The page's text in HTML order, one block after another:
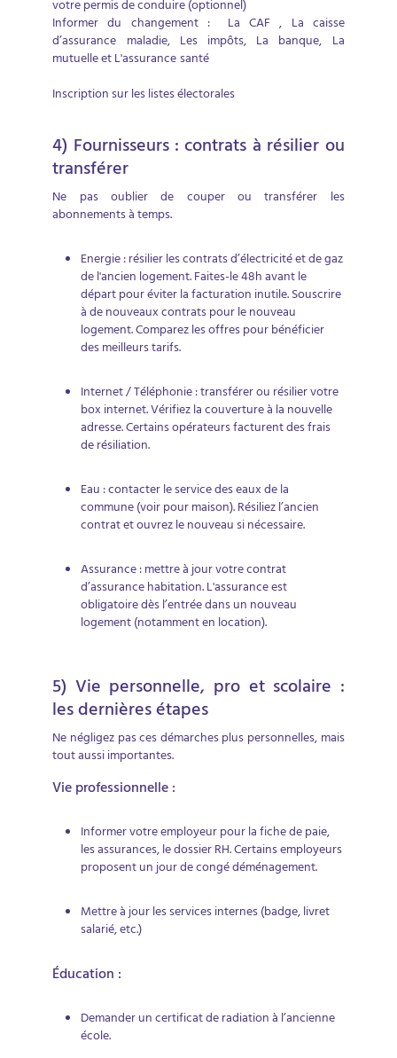
votre permis de conduire (optionnel)
Informer du changement : La CAF , La caisse
d’assurance maladie, Les impôts, La banque, La
mutuelle et L'assurance santé
Inscription sur les listes électorales
4) Fournisseurs : contrats à résilier ou
transférer
Ne pas oublier de couper ou transférer les
abonnements à temps.
Energie : résilier les contrats d’électricité et de gaz
de l'ancien logement. Faites-le 48h avant le
départ pour éviter la facturation inutile. Souscrire
à de nouveaux contrats pour le nouveau
logement. Comparez les offres pour bénéficier
des meilleurs tarifs.
Internet / Téléphonie : transférer ou résilier votre
box internet. Vérifiez la couverture à la nouvelle
adresse. Certains opérateurs facturent des frais
de résiliation.
Eau : contacter le service des eaux de la
commune (voir pour maison). Résiliez l’ancien
contrat et ouvrez le nouveau si nécessaire.
Assurance : mettre à jour votre contrat
d’assurance habitation. L'assurance est
obligatoire dès l’entrée dans un nouveau
logement (notamment en location).
5) Vie personnelle, pro et scolaire :
les dernières étapes
Ne négligez pas ces démarches plus personnelles, mais
tout aussi importantes.
Vie professionnelle :
Informer votre employeur pour la fiche de paie,
les assurances, le dossier RH. Certains employeurs
proposent un jour de congé déménagement.
Mettre à jour les services internes (badge, livret
salarié, etc.)
Éducation :
Demander un certificat de radiation à l’ancienne
école.